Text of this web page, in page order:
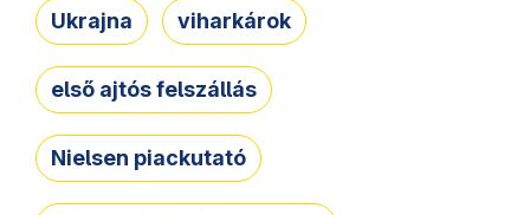
Ukrajna viharkárok
első ajtós felszállás
Nielsen piackutató